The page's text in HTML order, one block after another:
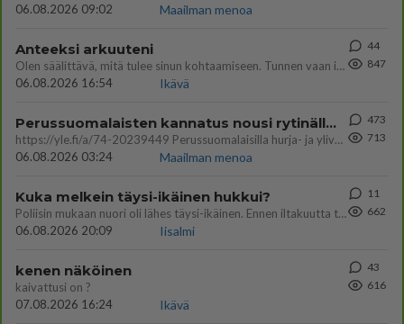
06.08.2026 09:02
Maailman menoa
Anteeksi arkuuteni
Olen säälittävä, mitä tulee sinun kohtaamiseen. Tunnen vaan itseni todella epävarmaksi sun kanssa. Jos minun olisi pitän
06.08.2026 16:54
Ikävä
44
847
Perussuomalaisten kannatus nousi rytinällä Ylen tänään julkaisemassa tuoreimmassa gallup-kyselyssä.
https://yle.fi/a/74-20239449 Perussuomalaisilla hurja- ja ylivoimaisesti suurin nousu tässä uudessa Ylen gallupissa. Kyl
06.08.2026 03:24
Maailman menoa
473
713
Kuka melkein täysi-ikäinen hukkui?
Poliisin mukaan nuori oli lähes täysi-ikäinen. Ennen iltakuutta tulleen ilmoituksen mukaan ihminen oli joutunut mahdoll
06.08.2026 20:09
Iisalmi
11
662
kenen näköinen
kaivattusi on ?
07.08.2026 16:24
Ikävä
43
616